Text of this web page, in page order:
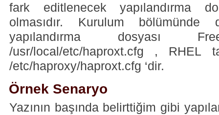
fark editlenecek yapılandırma
olmasıdır. Kurulum
yapılandırma dosyası
/usr/local/etc/haproxt.cfg , RHEL
/etc/haproxy/haproxt.cfg ‘dir.
Örnek Senaryo
Yazının başında belirttiğim gibi